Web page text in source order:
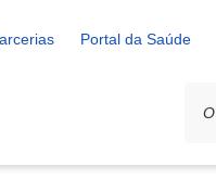
Portal da Saúde